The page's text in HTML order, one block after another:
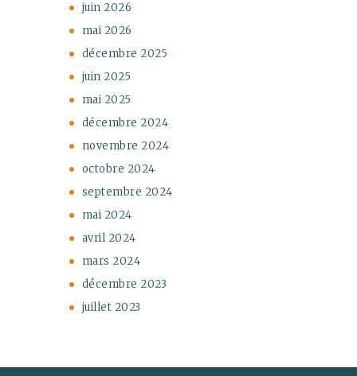
juin 2026
mai 2026
décembre 2025
juin 2025
mai 2025
décembre 2024
novembre 2024
octobre 2024
septembre 2024
mai 2024
avril 2024
mars 2024
décembre 2023
juillet 2023